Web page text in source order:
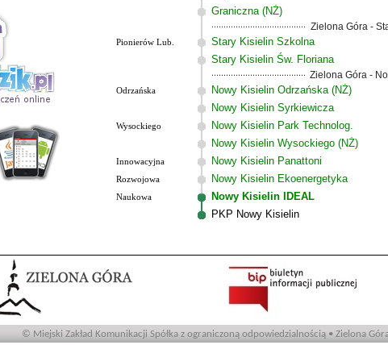
Graniczna (NŻ)
Zielona Góra -
Pionierów Lub. Stary Kisielin Szkolna
Stary Kisielin Św. Floriana
Zielona Góra -
Odrzańska Nowy Kisielin Odrzańska (NŻ)
Nowy Kisielin Syrkiewicza
Wysockiego Nowy Kisielin Park Technolog.
Nowy Kisielin Wysockiego (NŻ)
Innowacyjna Nowy Kisielin Panattoni
Rozwojowa Nowy Kisielin Ekoenergetyka
Naukowa Nowy Kisielin IDEAL
PKP Nowy Kisielin
© Miejski Zakład Komunikacji Spółka z ograniczoną odpowiedzialnością • Zielona